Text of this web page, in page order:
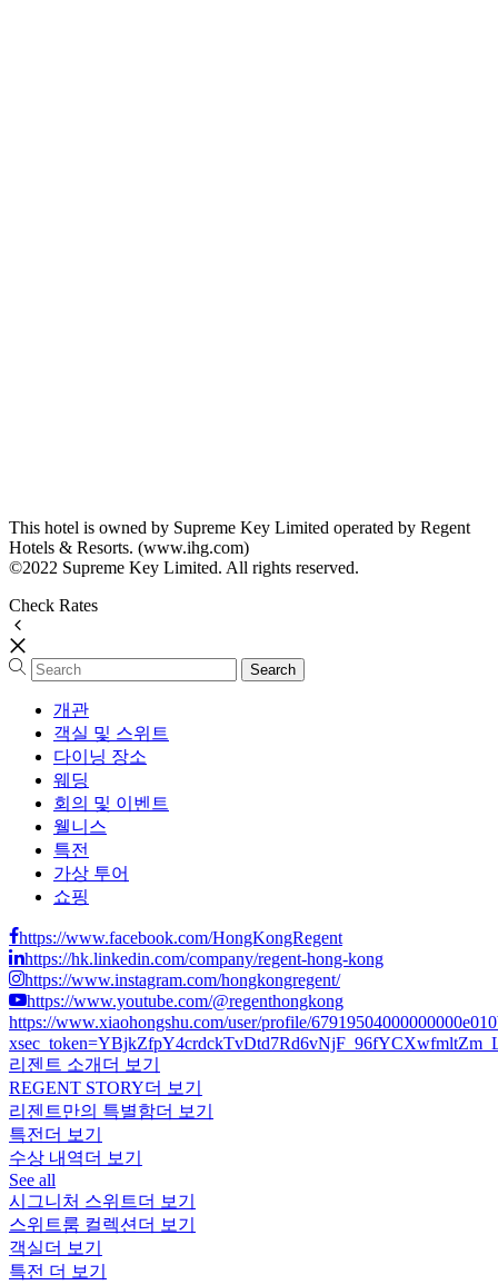
This hotel is owned by Supreme Key Limited operated by Regent
Hotels & Resorts. (www.ihg.com)
©2022 Supreme Key Limited. All rights reserved.
Check Rates
개관
객실 및 스위트
다이닝 장소
웨딩
회의 및 이벤트
웰니스
특전
가상 투어
쇼핑
https://www.facebook.com/HongKongRegent
https://hk.linkedin.com/company/regent-hong-kong
https://www.instagram.com/hongkongregent/
https://www.youtube.com/@regenthongkong
https://www.xiaohongshu.com/user/profile/
리젠트 소개 더 보기
REGENT STORY더 보기
리젠트만의 특별함더 보기
특전 더 보기
수상 내역더 보기
See all
시그니처 스위트더 보기
스위트룸 컬렉션 더 보기
객실더 보기
특전 더 보기